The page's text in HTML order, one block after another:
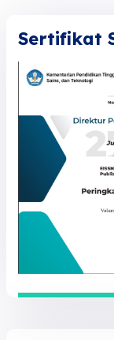
Sertifikat